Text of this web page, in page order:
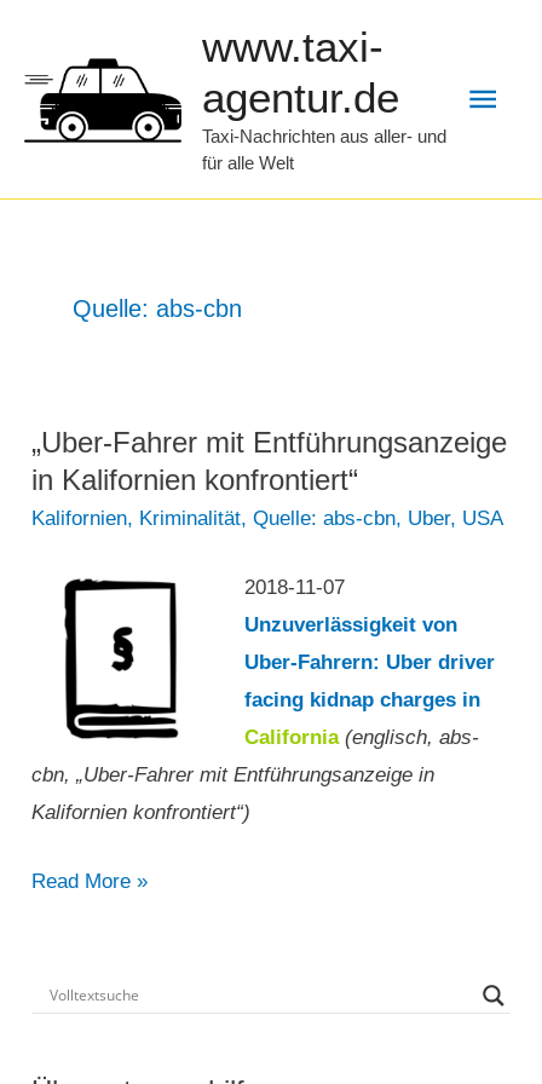
springen
www.taxi-
agentur.de
Taxi-Nachrichten aus aller- und
für alle Welt
Quelle: abs-cbn
„Uber-Fahrer mit Entführungsanzeige
in Kalifornien konfrontiert“
Kalifornien, Kriminalität,Quelle: abs-cbn, Uber, USA
2018-11-07
Unzuverlässigkeit von
Uber-Fahrern: Uber driver
facing kidnap charges in
California(englisch, abs-
cbn, „Uber-Fahrer mit Entführungsanzeige in
Kalifornien konfrontiert“)
„Uber-
Entführungsanzeige
Read More »